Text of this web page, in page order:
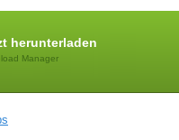
herunterladen
Manager